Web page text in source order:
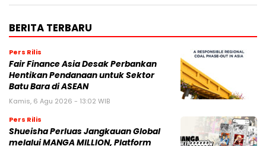
BERITA TERBARU
Pers Rilis
Fair Finance Asia Desak Perbankan
Hentikan Pendanaan untuk Sektor
Batu Bara di ASEAN
Kamis, 6 Agu 2026 - 13:02 WIB
Pers Rilis
Shueisha Perluas Jangkauan Global
melalui MANGA MILLION, Platform